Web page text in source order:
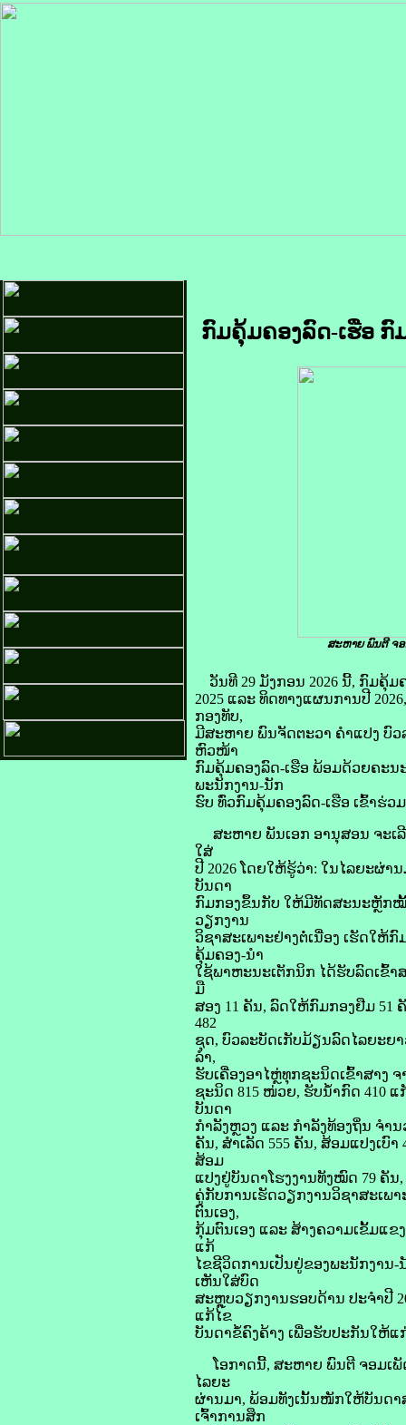
ກົມຄຸ້ມຄອງລົດ-ເຮືອ ກົ
ສະຫາຍ ພົນຕີ ຈອ
ວັນທີ 29 ມັງກອນ 2026 ນີ້, ກົມຄຸ້
2025 ແລະ ທິດທາງແຜນການປີ
ກອງທັບ,
ມີສະຫາຍ ພົນຈັດຕະວາ ຄຳແປງ ບົ
ຫົວໜ້າ
ກົມຄຸ້ມຄອງລົດ-ເຮືອ ພ້ອມດ້ວຍຄະ
ພະນັກງານ-ນັກ
ຮົບ ທົ່ວກົມຄຸ້ມຄອງລົດ-ເຮືອ ເຂົ້າຮ່ວ
ສະຫາຍ ພັນເອກ ອານຸສອນ ຈະເ
ໃສ່
ປີ 2026 ໂດຍໃຫ້ຮູ້ວ່າ: ໃນໄລຍະຜ່
ບັນດາ
ກົມກອງຂຶ້ນກັບ ໃຫ້ມີທັດສະນະຫຼັກ
ວຽກງານ
ວິຊາສະເພາະຢ່າງຕໍ່ເນື່ອງ ເຮັດໃ
ຄຸ້ມຄອງ-ນຳ
ໃຊ້ພາຫະນະເຕັກນິກ ໄດ້ຮັບລົດເຂົ້າ
ມື
ສອງ 11 ຄັນ, ລົດໃຫ້ກົມກອງຢືມ
482
ຊຸດ, ບົວລະບັດເກັບມ້ຽນລົດໄລຍະຍາ
ລຳ,
ຮັບເຄື່ອງອາໄຫຼ່ທຸກຊະນິດເຂົ້າສາງ
ຊະນິດ 815 ໜ່ວຍ, ຮັບນໍ້າກົດ 410
ບັນດາ
ກຳລັງຫຼວງ ແລະ ກຳລັງທ້ອງຖິ່ນ ຈຳ
ຄັນ, ສຳເລັດ 555 ຄັນ, ສ້ອມແປງເບົ
ສ້ອມ
ແປງຢູ່ບັນດາໂຮງງານທັງໝົດ 79 ຄັນ
ຄູ່ກັບການເຮັດວຽກງານວິຊາສະເພ
ຕົນເອງ,
ກຸ້ມຕົນເອງ ແລະ ສ້າງຄວາມເຂັ້ມແຂ
ແກ້
ໄຂຊີວິດການເປັນຢູ່ຂອງພະນັກງາ
ເຫັນໃສ່ບົດ
ສະຫຼຸບວຽກງານຮອບດ້ານ ປະຈຳປີ
ແກ້ໄຂ
ບັນດາຂໍ້ຄົງຄ້າງ ເພື່ອຮັບປະກັນໃຫ້
ໂອກາດນີ້, ສະຫາຍ ພົນຕີ ຈອມເພັ
ໄລຍະ
ຜ່ານມາ, ພ້ອມທັງເນັ້ນໜັກໃຫ້ບັນດາ
ເຈົ້າການສຶກ